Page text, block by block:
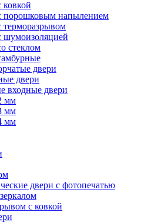
ковкой
порошковым напылением
терморазрывом
шумоизоляцией
стеклом
двери
двери
входные двери
мм
мм
мм
двери с фотопечатью
с ковкой